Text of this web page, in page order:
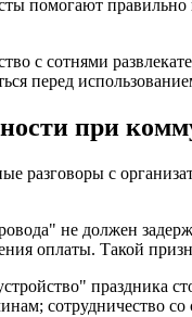
помогают
с сотнями
перед
при
разговоры с
не должен
оплаты. Такой
праздника
сотрудничество